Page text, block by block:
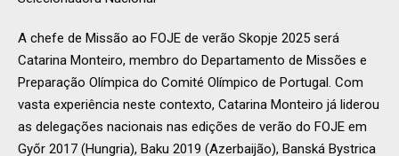
A chefe de Missão ao FOJE de verão Skopje 2025 será
Catarina Monteiro, membro do Departamento de Missões e
Preparação Olímpica do Comité Olímpico de Portugal. Com
vasta experiência neste contexto, Catarina Monteiro já liderou
as delegações nacionais nas edições de verão do FOJE em
Győr 2017 (Hungria), Baku 2019 (Azerbaijão), Banská Bystrica